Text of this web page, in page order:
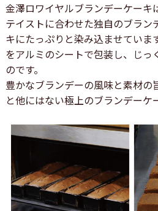
金澤ロワイヤルブランデーケー
テイストに合わせた独自のブラン
キにたっぷりと染み込ませていま
をアルミのシートで包装し、じっ
のです。
豊かなブランデーの風味と素材の
と他にはない極上のブランデーケ